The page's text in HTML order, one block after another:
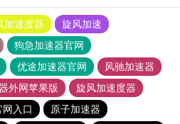
加速度器
旋风加速
狗急加速器官网
优途加速器官网
风驰加速器
外网苹果版
旋风加速度器
入口
原子加速器